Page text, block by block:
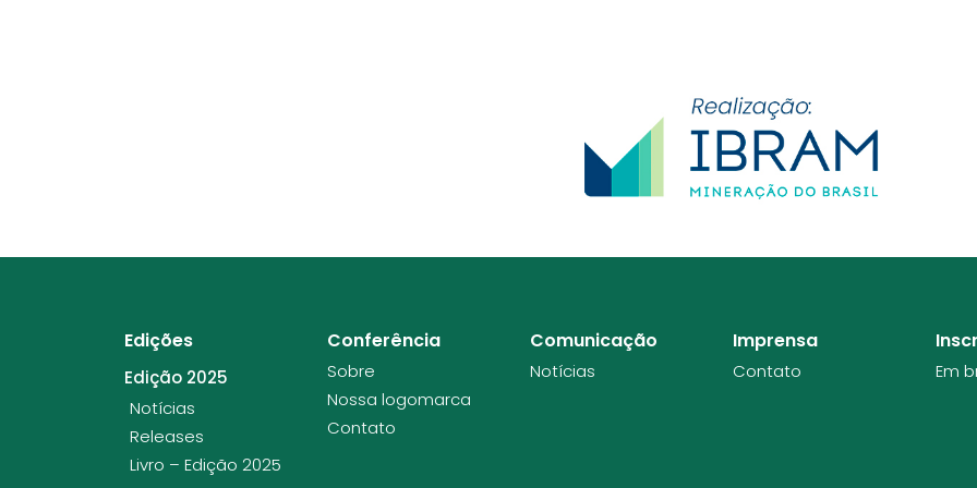
Edições
Edição 2025
Notícias
Releases
Livro – Edição 2025
Conferência
Sobre
Nossa logomarca
Contato
Comunicação
Notícias
Imprensa
Contato Em